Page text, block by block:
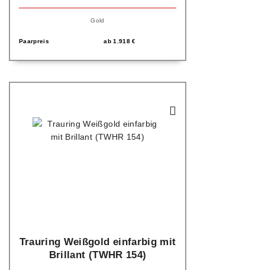
Gold
Paarpreis ab1.918€
Trauring Weißgold einfarbig mit
Brillant (TWHR 154)